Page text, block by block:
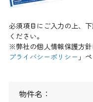
必須項目にご入力の上、
ください。
※弊社の個人情報保護方
プライバシーポリシー 」
物件名：